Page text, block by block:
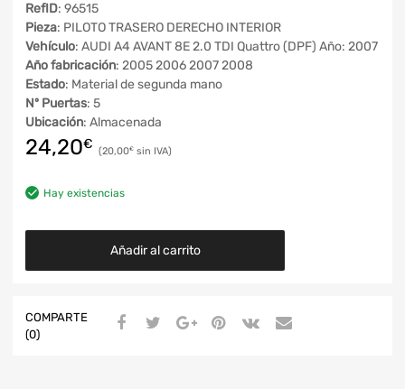
RefID: 96515
Pieza: PILOTO TRASERO DERECHO INTERIOR
Vehículo: AUDI A4 AVANT 8E 2.0 TDI Quattro (DPF) Año: 2007
Año fabricación: 2005 2006 2007 2008
Estado: Material de segunda mano
Nº Puertas: 5
Ubicación: Almacenada
24,20€ 20,00€
Hay existencias
Añadir al carrito
COMPARTE
(0)